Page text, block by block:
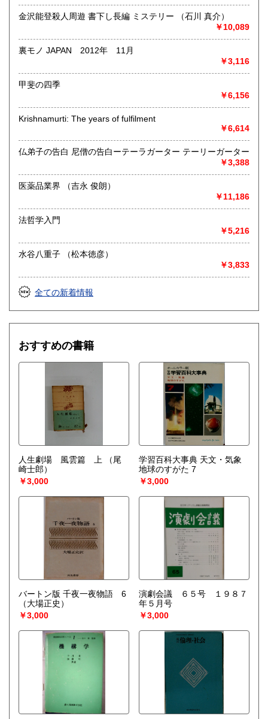
取り扱い分野
総記、哲学宗教、歴史、社会科学、自然科学、美術工芸、国
語国文、外国文学、古典籍、近代文献、趣味、外国書、サブ
カルチャー、古書一般（その他）
書籍全般
金沢能登殺人周遊 書下し長編 ミステリー （石川 真介）
￥10,089
裏モノ JAPAN 2012年 11月
￥3,116
甲斐の四季
￥6,156
Krishnamurti: The years of fulfilment
￥6,614
仏弟子の告白 尼僧の告白ーテーラガーター テーリーガーター
￥3,388
医薬品業界 （吉永 俊朗）
￥11,186
法哲学入門
￥5,216
水谷八重子 （松本徳彦）
￥3,833
全ての新着情報
おすすめの書籍
人生劇場 風雲篇 上
（尾
崎士郎）
￥3,000
学習百科大事典 天文・気象
地球のすがた 7
￥3,000
バートン版 千夜一夜物語 6
（大場正史）
￥3,000
演劇会議 ６５号 １９８７
年５月号
￥3,000